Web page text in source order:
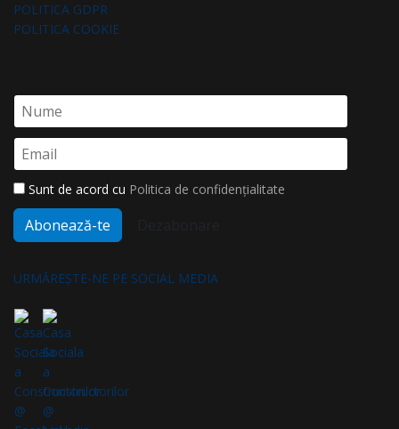
POLITICA GDPR
POLITICA COOKIE
Sunt de acord cu Politica de confidențialitate
Abonează-te
URMĂREȘTE-NE PE SOCIAL MEDIA